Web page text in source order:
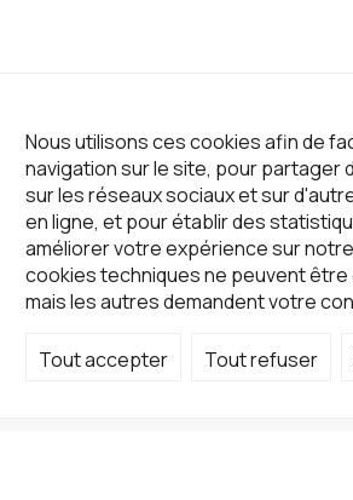
Nous utilisons ces cookies afin de
navigation sur le site, pour partager
sur les réseaux sociaux et sur
en ligne, et pour établir des
améliorer votre expérience sur
cookies techniques ne peuvent
mais les autres demandent votre
Tout accepter Tout refuser